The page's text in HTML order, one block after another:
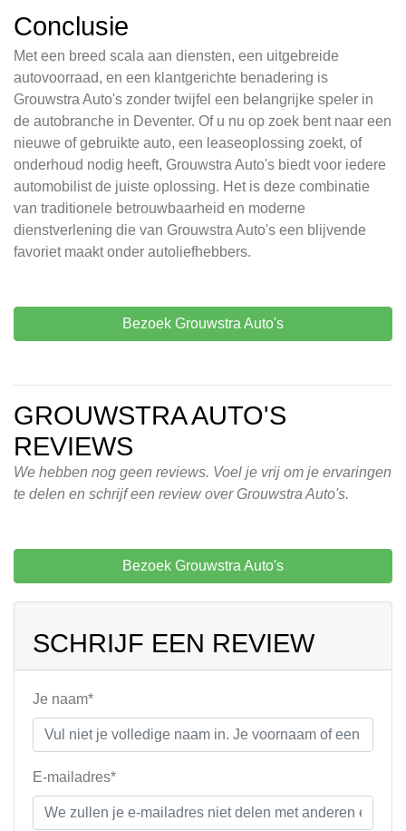
Conclusie
Met een breed scala aan diensten, een uitgebreide
autovoorraad, en een klantgerichte benadering is
Grouwstra Auto's zonder twijfel een belangrijke speler in
de autobranche in Deventer. Of u nu op zoek bent naar een
nieuwe of gebruikte auto, een leaseoplossing zoekt, of
onderhoud nodig heeft, Grouwstra Auto's biedt voor iedere
automobilist de juiste oplossing. Het is deze combinatie
van traditionele betrouwbaarheid en moderne
dienstverlening die van Grouwstra Auto's een blijvende
favoriet maakt onder autoliefhebbers.
Bezoek Grouwstra Auto's
GROUWSTRA AUTO'S
REVIEWS
We hebben nog geen reviews. Voel je vrij om je ervaringen
te delen en schrijf een review over Grouwstra Auto's.
Bezoek Grouwstra Auto's
SCHRIJF EEN REVIEW
Je naam*
E-mailadres*